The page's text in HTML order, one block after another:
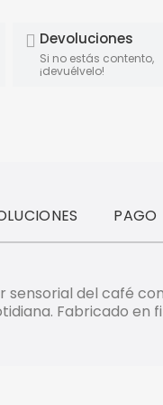
Devoluciones
Si no estás contento,
¡devuélvelo!
PAGO
del café
Fabricado en